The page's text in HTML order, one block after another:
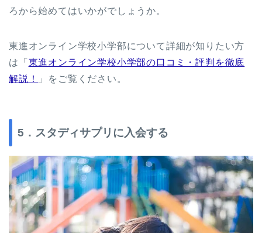
ろから始めてはいかがでしょうか。
東進オンライン学校小学部について詳細が知りたい方
は「 東進オンライン学校小学部の口コミ・評判を徹底
解説！
」をご覧ください。
5．スタディサプリに入会する